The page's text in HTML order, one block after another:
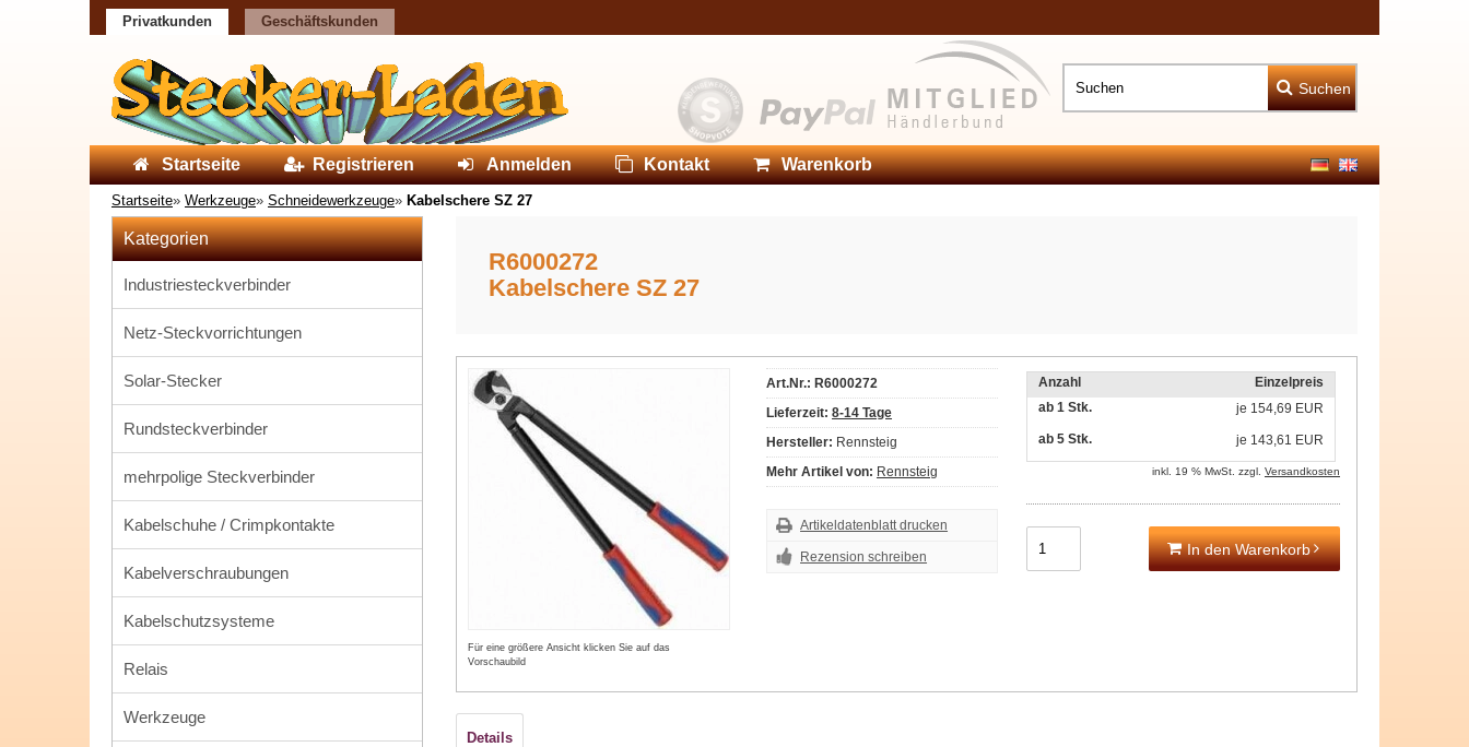
Privatkunden Geschäftskunden
Suchen
Startseite Registrieren Anmelden Kontakt Warenkorb
Startseite» Werkzeuge» Schneidewerkzeuge» Kabelschere SZ 27
R6000272
Kabelschere SZ 27
Für eine größere Ansicht klicken Sie auf das
Vorschaubild
Art.Nr.: R6000272
Lieferzeit: 8-14 Tage
Hersteller: Rennsteig
Mehr Artikel von: Rennsteig
Artikeldatenblatt drucken
Rezension schreiben
Anzahl
Einzelpreis
ab 1 Stk.
je 154,69 EUR
ab 5 Stk.
je 143,61 EUR
inkl. 19 % MwSt. zzgl. Versandkosten
In den Warenkorb
Details
Kategorien
Industriesteckverbinder
Netz-Steckvorrichtungen
Solar-Stecker
Rundsteckverbinder
mehrpolige Steckverbinder
Kabelschuhe / Crimpkontakte
Kabelverschraubungen
Kabelschutzsysteme
Relais
Werkzeuge